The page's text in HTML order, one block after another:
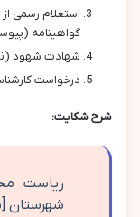
استعلام رسمی
گواهینامه
شهادت شهود
درخواست
شرح شکایت:
ریاست
شهرستان